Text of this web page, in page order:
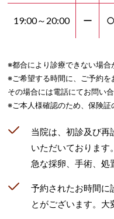
19:00～20:00 ー ○
※都合により診療できない場合
※ご希望する時間に、ご予約を
その場合には電話にてお問い合
※ご本⼈様確認のため、保険証
当院は、初診及び再
いただいております
急な採卵、⼿術、処
予約されたお時間に
とがございます。⼤